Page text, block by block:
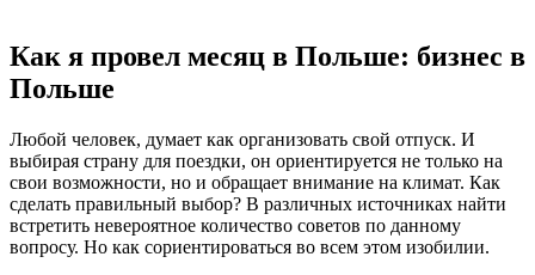
Как я провел месяц в Польше: бизнес в
Польше
Любой человек, думает как организовать свой отпуск. И
выбирая страну для поездки, он ориентируется не только на
свои возможности, но и обращает внимание на климат. Как
сделать правильный выбор? В различных источниках найти
встретить невероятное количество советов по данному
вопросу. Но как сориентироваться во всем этом изобилии.